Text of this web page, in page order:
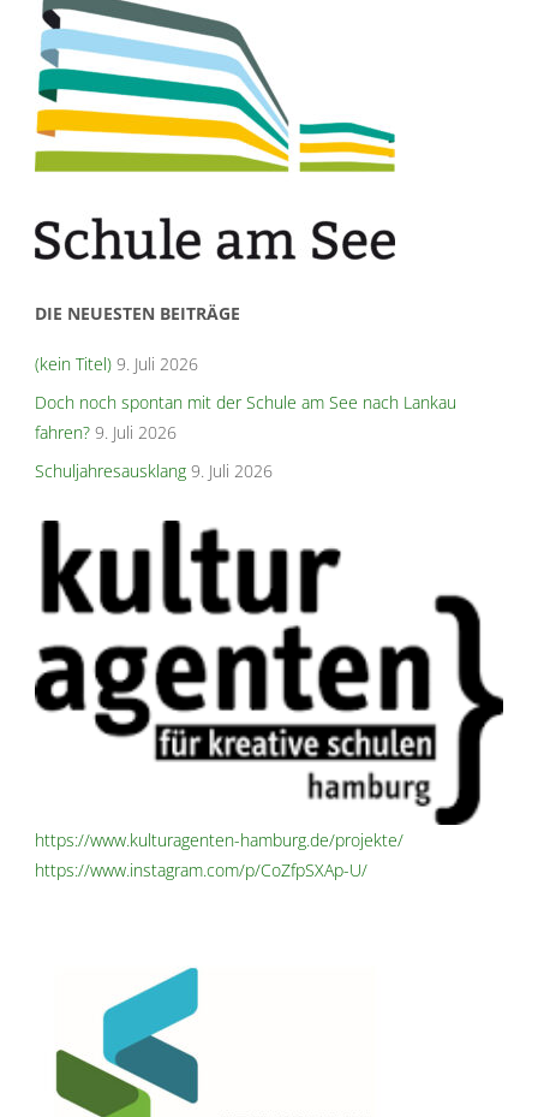
DIE NEUESTEN BEITRÄGE
(kein Titel) 9. Juli 2026
Doch noch spontan mit der Schule am See nach Lankau
fahren? 9. Juli 2026
Schuljahresausklang 9. Juli 2026
https://www.kulturagenten-hamburg.de/projekte/
https://www.instagram.com/p/CoZfpSXAp-U/